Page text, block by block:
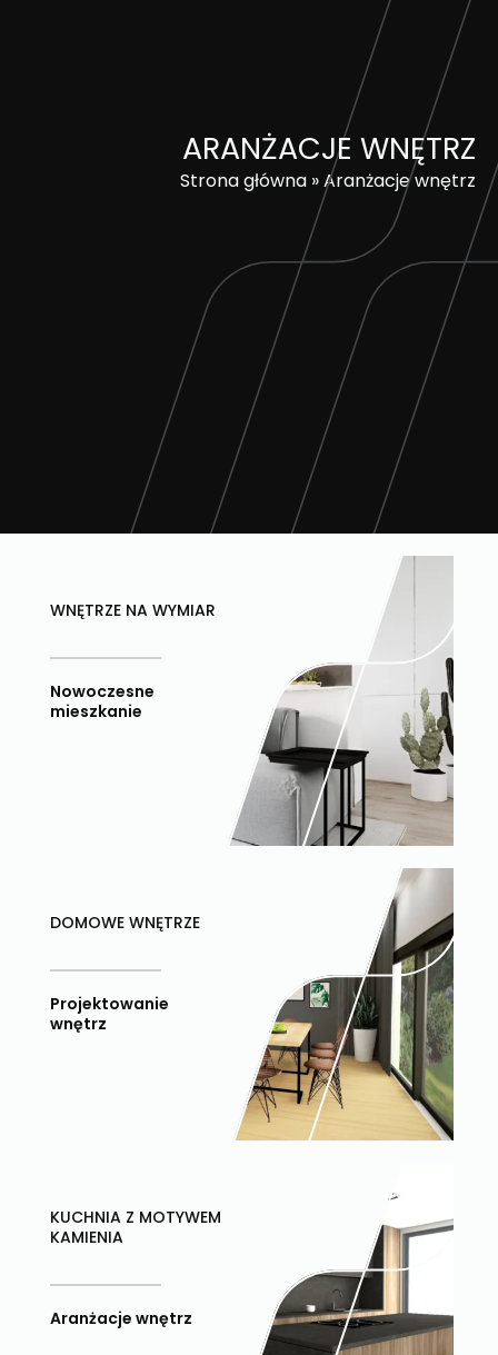
ARANŻACJE WNĘTRZ
Strona główna »Aranżacje wnętrz
WNĘTRZE NA WYMIAR
Nowoczesne
mieszkanie
DOMOWE WNĘTRZE
Projektowanie
wnętrz
KUCHNIA Z MOTYWEM
KAMIENIA
Aranżacje wnętrz